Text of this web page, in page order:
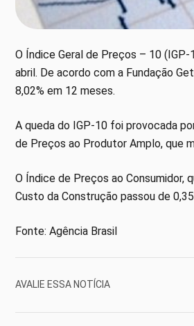
O Índice Geral de Preços – 10
abril. De acordo com a Fundação
8,02% em 12 meses.
A queda do IGP-10 foi provocada
de Preços ao Produtor Amplo, que
O Índice de Preços ao Consumidor,
Custo da Construção passou de
Fonte: Agência Brasil
AVALIE ESSA NOTÍCIA